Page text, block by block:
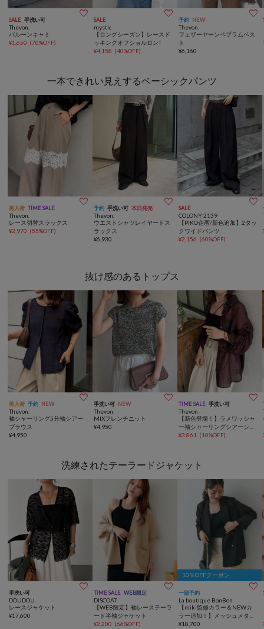
SALE 手洗い可 
Thevon.
バルーンキャミ
¥1,650 (70%OFF)
SALE 
mystic
【ロングシーズン】レースド
ッキングオフショルロンT
¥4,158 (40%OFF)
予約 NEW 
Thevon.
フェザーヤーンペプラムベス
ト
¥6,160
一本できれい見えするベーシックパンツ
再入荷 TIME SALE 
Thevon.
レース切替スラックス
¥2,970 (55%OFF)
予約 手洗い可 本日発売 
Thevon.
ウエストシャツレイヤードス
ラックス
¥6,930
SALE 
COLONY 2139
【PIKO企画/新色追加】2タッ
クワイドパンツ
¥2,156 (60%OFF)
抜け感のあるトップス
再入荷 予約 NEW 
Thevon.
袖シャーリング5分袖シアー
ブラウス
¥4,950
手洗い可 NEW 
Thevon.
MIXフレンチニット
¥4,950
TIME SALE 手洗い可 
Thevon.
【新色登場！】ラメワッシャ
ー袖シャーリングシアーシャ
ツ
¥3,861 (10%OFF)
洗練されたテーラードジャケット
手洗い可 
DOUDOU
レースジャケット
¥17,600
TIME SALE WEB限定 
DISCOAT
【WEB限定】袖レーステーラ
ード半袖ジャケット
¥2,200 (66%OFF)
10％OFFクーポン
一部予約 
La boutique BonBon
【miki監修カラー＆NEWカ
ラー追加！】メッシュメタル
ボタンライトジャケット
¥18,700